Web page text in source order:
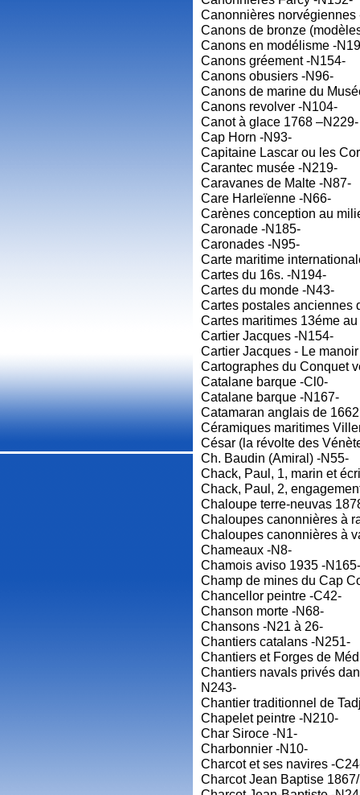
Canonnières norvégiennes
Canons de bronze
Canons en modélisme -
Canons gréement -N154-
Canons obusiers -N96-
Canons de marine du
Canons revolver -N104-
Canot à glace 1768 –N229-
Cap Horn -N93-
Capitaine Lascar ou les
Carantec musée -N219-
Caravanes de Malte -N87-
Care Harleïenne -N66-
Carènes conception au
Caronade -N185-
Caronades -N95-
Carte maritime
Cartes du 16s. -N194-
Cartes du monde -N43-
Cartes postales anciennes
Cartes maritimes 13éme
Cartier Jacques -N154-
Cartier Jacques - Le
Cartographes du Conquet
Catalane barque -Cl0-
Catalane barque -N167-
Catamaran anglais de
Céramiques maritimes
César (la révolte des
Ch. Baudin (Amiral) -N55-
Chack, Paul, 1, marin et
Chack, Paul, 2,
Chaloupe terre-neuvas
Chaloupes canonnières à
Chaloupes canonnières à
Chameaux -N8-
Chamois aviso 1935 -N165-
Champ de mines du Cap
Chancellor peintre -C42-
Chanson morte -N68-
Chansons -N21 à 26-
Chantiers catalans -N251-
Chantiers et Forges de
Chantiers navals privés
N243-
Chantier traditionnel de
Chapelet peintre -N210-
Char Siroce -N1-
Charbonnier -N10-
Charcot et ses navires -
Charcot Jean Baptise